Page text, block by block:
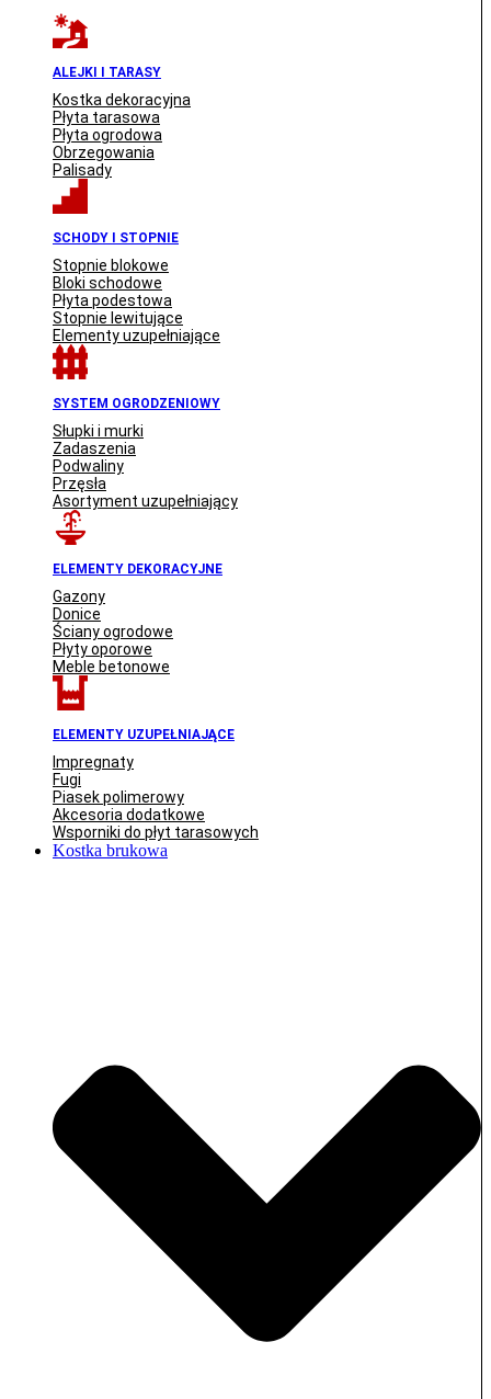
ALEJKI I TARASY
Kostka dekoracyjna
Płyta tarasowa
Płyta ogrodowa
Obrzegowania
Palisady
SCHODY I STOPNIE
Stopnie blokowe
Bloki schodowe
Płyta podestowa
Stopnie lewitujące
Elementy uzupełniające
SYSTEM OGRODZENIOWY
Słupki i murki
Zadaszenia
Podwaliny
Przęsła
Asortyment uzupełniający
ELEMENTY DEKORACYJNE
Gazony
Donice
Ściany ogrodowe
Płyty oporowe
Meble betonowe
ELEMENTY UZUPEŁNIAJĄCE
Impregnaty
Fugi
Piasek polimerowy
Akcesoria dodatkowe
Wsporniki do płyt tarasowych
Kostka brukowa